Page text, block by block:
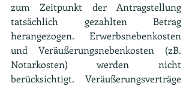
zum Zeitpunkt der Antragstellung
tatsächlich gezahlten Betrag
herangezogen. Erwerbsnebenkosten
und Veräußerungsnebenkosten (zB.
Notarkosten) werden nicht
berücksichtigt. Veräußerungsverträge